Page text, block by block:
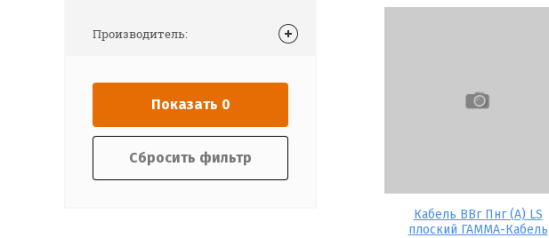
Производитель:
Показать 0
Сбросить фильтр
Кабель ВВг Пнг (А) LS
плоский ГАММА-Кабель
Выберите...
Результатов на странице: